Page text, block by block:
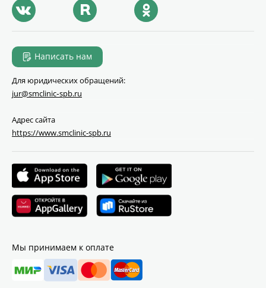
Написать нам
Для юридических обращений:
jur@smclinic‑spb.ru
Адрес сайта
https://www.smclinic-spb.ru
Мы принимаем к оплате